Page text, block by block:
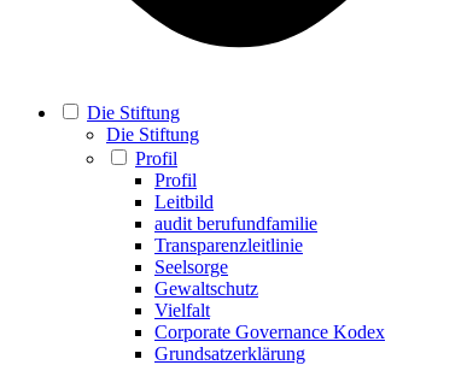
Die Stiftung
Die Stiftung
Profil
Profil
Leitbild
audit berufundfamilie
Transparenzleitlinie
Seelsorge
Gewaltschutz
Vielfalt
Corporate Governance Kodex
Grundsatzerklärung